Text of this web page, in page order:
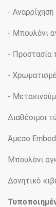
-
- Μπουλόνι
- Προστασία
-
-
Διαθέσιμοι
Άμεσο
Μπουλόνι
Δονητικό